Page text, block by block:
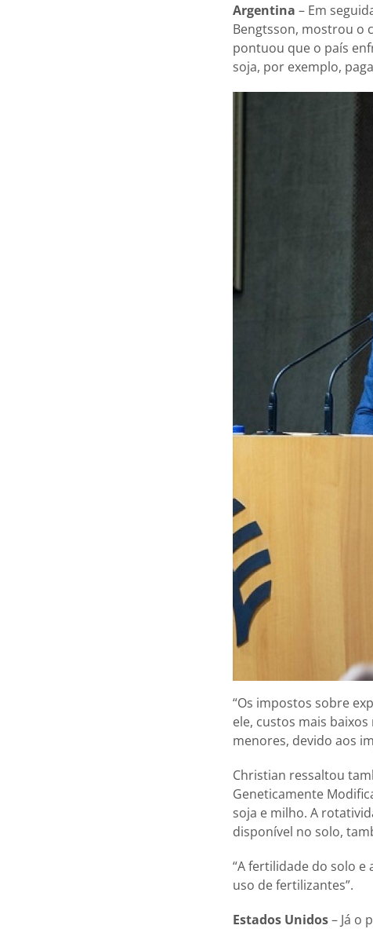
Argentina – Em
Bengtsson, mostrou o
pontuou que o país
soja, por exemplo,
“Os impostos sobre
ele, custos mais
menores, devido aos
Christian ressaltou
Geneticamente
soja e milho. A
disponível no solo,
“A fertilidade do solo
uso de fertilizantes”.
Estados Unidos– Já o